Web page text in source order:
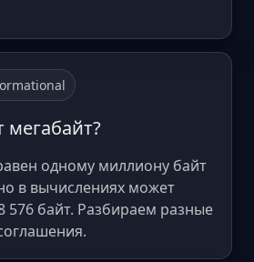
мегабайт?
одному миллиону байт
в вычислениях может
576 байт. Разбираем разные